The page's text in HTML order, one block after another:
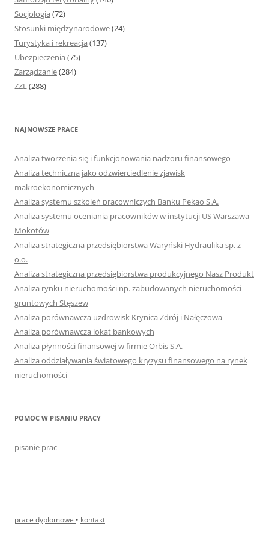
Socjologia (72)
Stosunki międzynarodowe(24)
Turystyka i rekreacja (137)
Ubezpieczenia (75)
Zarządzanie(284)
ZZL(288)
NAJNOWSZE PRACE
Analiza tworzenia się i funkcjonowania nadzoru finansowego
Analiza techniczna jako odzwierciedlenie zjawisk
makroekonomicznych
Analiza systemu szkoleń pracowniczych Banku Pekao S.A.
Analiza systemu oceniania pracowników w instytucji US Warszawa
Mokotów
Analiza strategiczna przedsiębiorstwa Waryński Hydraulika sp. z
o.o.
Analiza strategiczna przedsiębiorstwa produkcyjnego Nasz Produkt
Analiza rynku nieruchomości np. zabudowanych nieruchomości
gruntowych Stęszew
Analiza porównawcza uzdrowisk Krynica Zdrój i Nałęczowa
Analiza porównawcza lokat bankowych
Analiza płynności finansowej w firmie Orbis S.A.
Analiza oddziaływania światowego kryzysu finansowego na rynek
nieruchomości
POMOC W PISANIU PRACY
pisanie prac
prace dyplomowe • kontakt